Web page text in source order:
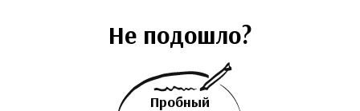
Не подошло?
Пробный